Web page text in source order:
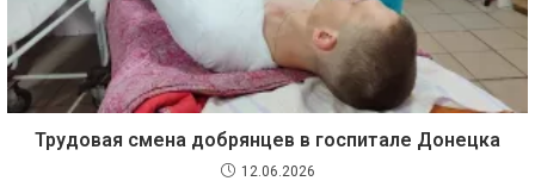
Трудовая смена добрянцев в госпитале Донецка
12.06.2026